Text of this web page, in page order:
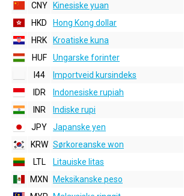
CNY
Kinesiske yuan
HKD
Hong Kong dollar
HRK
Kroatiske kuna
HUF
Ungarske forinter
I44
Importveid kursindeks
IDR
Indonesiske rupiah
INR
Indiske rupi
JPY
Japanske yen
KRW Sørkoreanske won
LTL
Litauiske litas
MXN
Meksikanske peso